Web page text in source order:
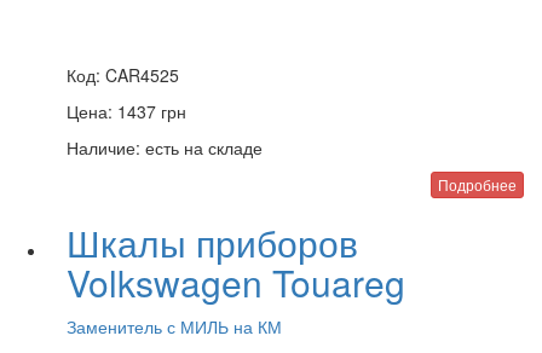
Код: CAR4525
Цена: 1437 грн
Наличие: есть на складе
Подробнее
Шкалы приборов
Volkswagen Touareg
Заменитель с МИЛЬ на КМ